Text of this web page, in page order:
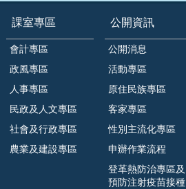
課室專區
會計專區
政風專區
人事專區
民政及人文專區
社會及行政專區
農業及建設專區
公開資訊
公開消息
活動專區
原住民族專區
客家專區
性別主流化專區
申辦作業流程
登革熱防治專區及
預防注射疫苗接種